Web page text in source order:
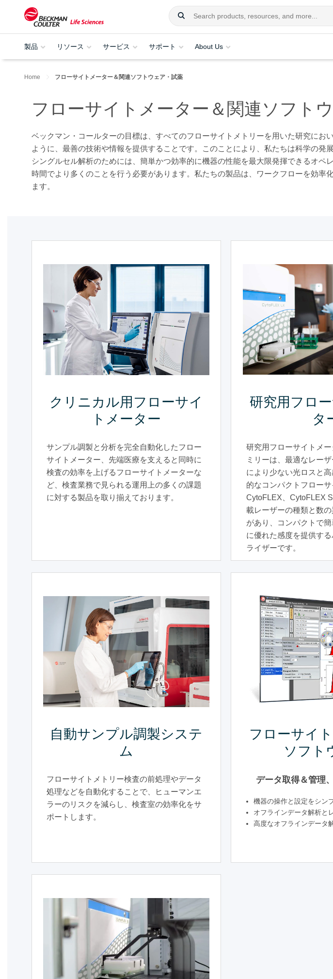
製品 リソース サービス サポート About Us
Home フローサイトメーター＆関連ソフトウェア・試薬
フローサイトメーター＆関連ソフト
ベックマン・コールターの目標は、すべてのフローサイトメトリーを用いた研究に
ように、最善の技術や情報を提供することです。このことにより、私たちは科学の
シングルセル解析のためには、簡単かつ効率的に機器の性能を最大限発揮できるオ
時間でより多くのことを行う必要があります。私たちの製品は、ワークフローを効
ます。
クリニカル用フローサイ
トメーター
サンプル調製と分析を完全自動化したフロー
サイトメーター、先端医療を支えると同時に
検査の効率を上げるフローサイトメーターな
ど、検査業務で見られる運用上の多くの課題
に対する製品を取り揃えております。
研究用フロ
タ
研究用フローサイトメ
ミリーは、最適なレー
により少ない光ロスと
的なコンパクトフローサ
CytoFLEX、CytoFLEX
載レーザーの種類と数
があり、コンパクトで
に優れた感度を提供す
ライザーです。
自動サンプル調製システ
ム
フローサイトメトリー検査の前処理やデータ
処理などを自動化することで、ヒューマンエ
ラーのリスクを減らし、検査室の効率化をサ
ポートします。
フローサイ
ソフト
データ取得＆管理
機器の操作と設定をシン
オフラインデータ解析と
高度なオフラインデータ